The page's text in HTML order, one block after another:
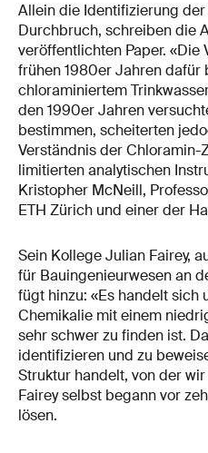
Allein die Identifizierung
Durchbruch, schreiben die
veröffentlichten Paper. «Die
frühen 1980er Jahren dafür
chloraminiertem
den 1990er Jahren
bestimmen, scheiterten
Verständnis der Chloramin-
limitierten analytischen
Kristopher McNeill,
ETH Zürich und einer der
Sein Kollege Julian Fairey,
für Bauingenieurwesen an
fügt hinzu: «Es handelt sich
Chemikalie mit einem
sehr schwer zu finden ist.
identifizieren und zu
Struktur handelt, von der
Fairey selbst begann vor
lösen.